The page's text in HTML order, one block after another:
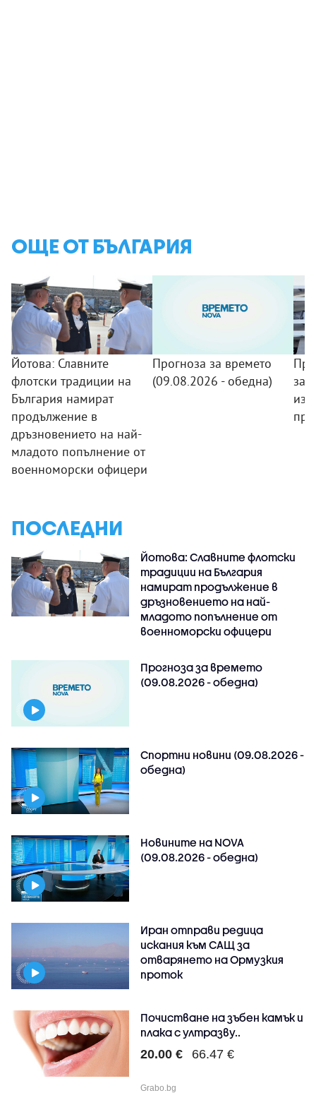
ОЩЕ ОТ БЪЛГАРИЯ
Йотова: Славните
флотски традиции на
България намират
продължение в
дръзновението на най-
младото попълнение от
военноморски офицери
Прогноза за времето
(09.08.2026 - обедна)
ПОСЛЕДНИ
Йотова: Славните флотски
традиции на България
намират продължение в
дръзновението на най-
младото попълнение от
военноморски офицери
Прогноза за времето
(09.08.2026 - обедна)
Спортни новини (09.08.2026 -
обедна)
Новините на NOVA
(09.08.2026 - обедна)
Иран отправи редица
искания към САЩ за
отварянето на Ормузкия
проток
Почистване на зъбен камък и
плака с ултразву..
20.00 € 66.47 €
Grabo.bg